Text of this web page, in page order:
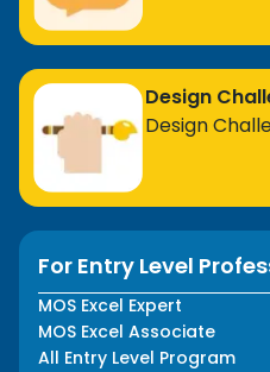
Design
Design
For Entry Level
MOS Excel Expert
MOS Excel Associate
All Entry Level Program